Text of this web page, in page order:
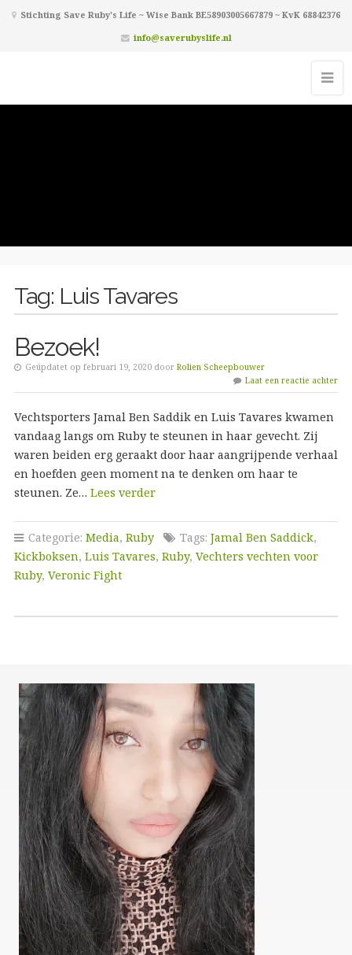
Stichting Save Ruby's Life ~ Wise Bank BE58903005667879 ~ KvK 68842376
info@saverubyslife.nl
Tag: Luis Tavares
Bezoek!
Geüpdatet op februari 19, 2020 door Rolien Scheepbouwer
Laat een reactie achter
Vechtsporters Jamal Ben Saddik en Luis Tavares kwamen
vandaag langs om Ruby te steunen in haar gevecht. Zij
waren beiden erg geraakt door haar aangrijpende verhaal
en hoefden geen moment na te denken om haar te
steunen. Ze… Lees verder
Categorie: Media, Ruby Tags: Jamal Ben Saddick,
Kickboksen, Luis Tavares, Ruby, Vechters vechten voor
Ruby, Veronic Fight